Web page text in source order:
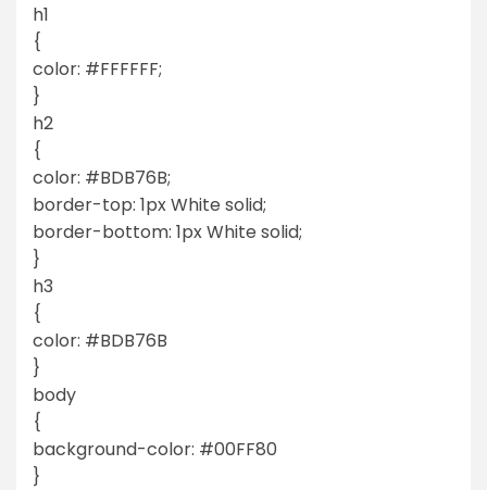
h1
{
color: #FFFFFF;
}
h2
{
color: #BDB76B;
border-top: 1px White solid;
border-bottom: 1px White solid;
}
h3
{
color: #BDB76B
}
body
{
background-color: #00FF80
}